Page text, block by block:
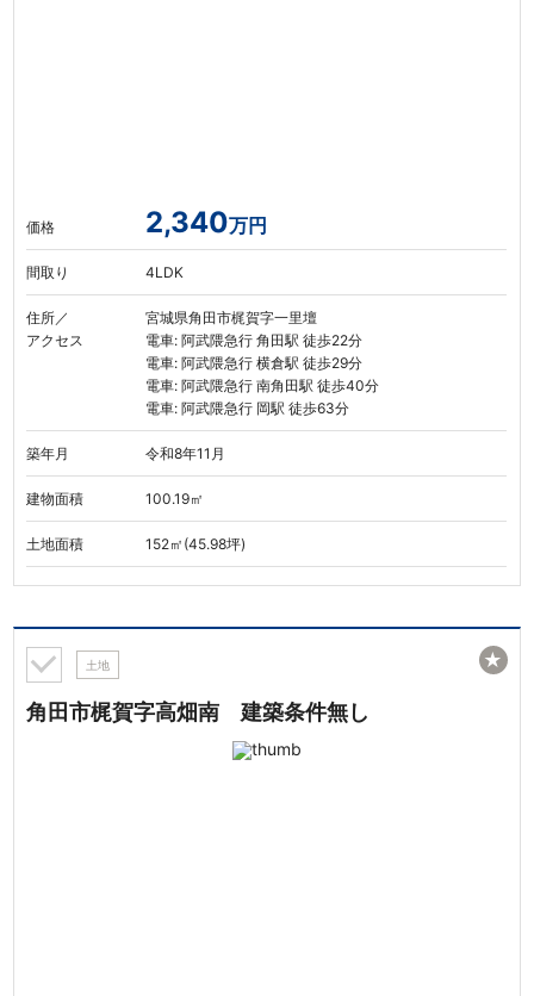
価格 2,340万円
間取り 4LDK
住所／
アクセス
宮城県角田市梶賀字一里壇
電車: 阿武隈急行 角田駅 徒歩22分
電車: 阿武隈急行 横倉駅 徒歩29分
電車: 阿武隈急行 南角田駅 徒歩40分
電車: 阿武隈急行 岡駅 徒歩63分
築年月 令和8年11月
建物面積 100.19㎡
土地面積 152㎡(45.98坪)
土地
角田市梶賀字高畑南 建築条件無し
★